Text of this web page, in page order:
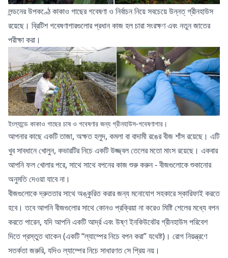
লন্ডনের উপকণ্ঠে কাকাও গাছের গবেষণা ও নির্বাচন নিয়ে সবচেয়ে উন্নত্ গ্রীনহাউস
রয়েছে। ব্রিটিশ গবেষণাগারগুলোর প্রধান কাজ হল চারা সংরক্ষণ এবং নতুন জাতের
পরীক্ষা করা।
ইংল্যান্ডে কাকাও গাছের চাষ ও গবেষণার জন্য গ্রীনহাউস-গবেষণাগার।
আপনার কাছে একটি তাজা, অক্ষত হলুদ, কমলা বা বাদামী রঙের বীজ শাঁস রয়েছে। এটি
খুব সাবধানে খোলুন, কভারটির নিচে একটি উজ্জ্বল তেলের মতো মাংস রয়েছে। একবার
আপনি ফল খোলার পরে, সাথে সাথে বপনের কাজ শুরু করুন - বীজগুলোকে শুকানোর
অনুমতি দেওয়া যাবে না।
বীজগুলোকে দ্রুততার সাথে অঙ্কুরিত করার জন্য মনোযোগ সহকারেস্কারিফাই করতে
হবে। তবে আপনি বীজগুলোর সাথে কোনও প্রক্রিয়া না করেও মিষ্টি শেলের মধ্যে বপন
করতে পারেন, যদি আপনি একটি আর্দ্র এবং উষ্ণ ইনকিউবেটর গ্রীনহাউস পরিবেশ
দিতে প্রস্তুত থাকেন (একটি “ল্যাম্পের নিচে বপন করা” যথেষ্ট)। রোগ নিয়ন্ত্রণে
সতর্কতা জরুরি, যদিও ল্যাম্পের নিচে সাধারণত সে প্রিয় নয়।